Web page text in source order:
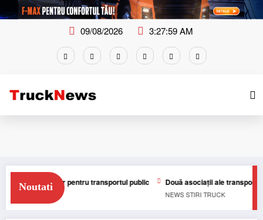
Skip
to
09/08/2026 3:27:59 AM
Noutati
operator pentru transportul public Două asociații ale transportatorilor
STIRI TRUCK